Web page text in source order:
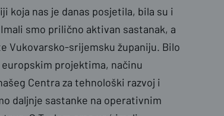
koja nas je danas posjetila, bila su i
smo prilično aktivan sastanak, a
Vukovarsko-srijemsku županiju. Bilo
projektima, načinu
Centra za tehnološki razvoj i
daljnje sastanke na operativnim